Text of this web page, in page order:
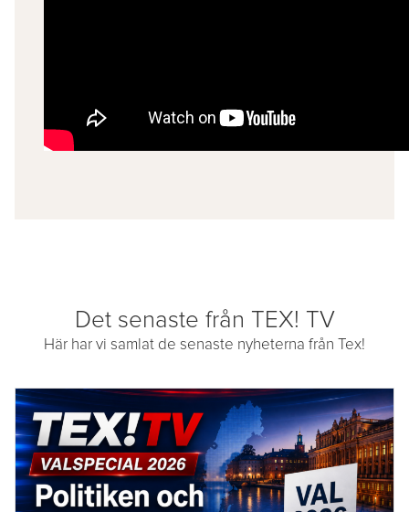
Det senaste från TEX! TV
Här har vi samlat de senaste nyheterna från Tex!